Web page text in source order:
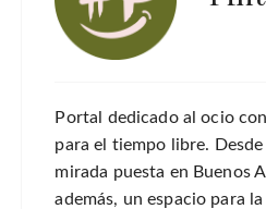
Portal dedicado al ocio
para el tiempo libre.
mirada puesta en Buenos
además, un espacio para